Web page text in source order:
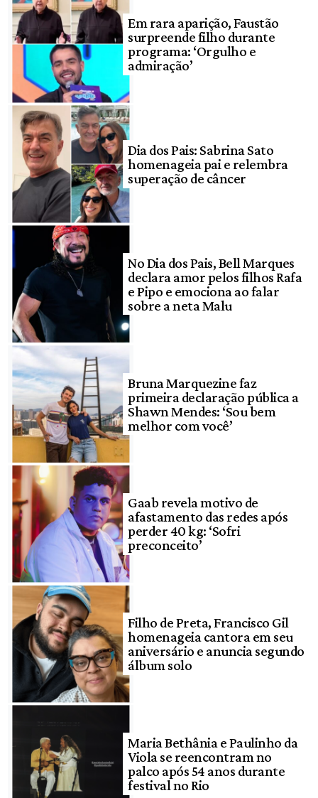
Em rara aparição, Faustão
surpreende filho durante
programa: ‘Orgulho e
admiração’
Dia dos Pais: Sabrina Sato
homenageia pai e relembra
superação de câncer
No Dia dos Pais, Bell Marques
declara amor pelos filhos Rafa
e Pipo e emociona ao falar
sobre a neta Malu
Bruna Marquezine faz
primeira declaração pública a
Shawn Mendes: ‘Sou bem
melhor com você’
Gaab revela motivo de
afastamento das redes após
perder 40 kg: ‘Sofri
preconceito’
Filho de Preta, Francisco Gil
homenageia cantora em seu
aniversário e anuncia segundo
álbum solo
Maria Bethânia e Paulinho da
Viola se reencontram no
palco após 54 anos durante
festival no Rio